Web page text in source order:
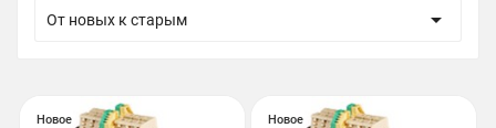
От новых к старым 
Новое Новое